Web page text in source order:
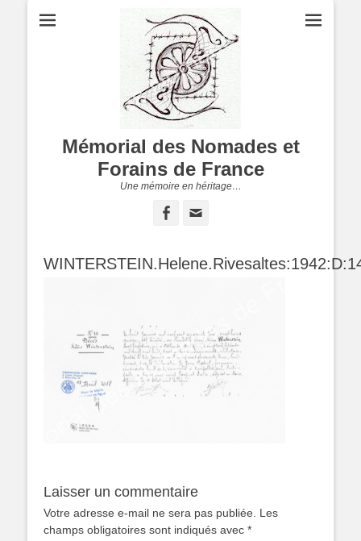
Mémorial des Nomades et
Forains de France
Une mémoire en héritage…
Facebook
Laisser un commentaire
Votre adresse e-mail ne sera pas publiée.
Les
champs obligatoires sont indiqués avec *